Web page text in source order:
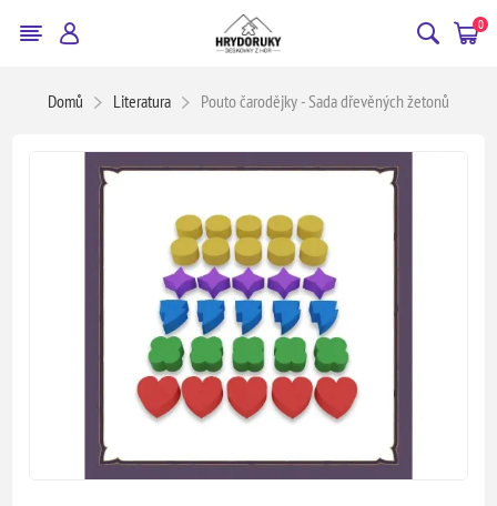
0
Domů Literatura Pouto čarodějky - Sada dřevěných žetonů